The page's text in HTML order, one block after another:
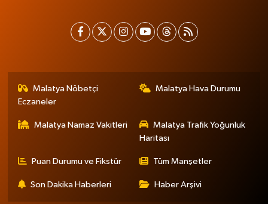
Malatya Nöbetçi
Eczaneler
Malatya Hava Durumu
Malatya Namaz Vakitleri
Malatya Trafik Yoğunluk
Haritası
Puan Durumu ve Fikstür Tüm Manşetler
Son Dakika Haberleri Haber Arşivi